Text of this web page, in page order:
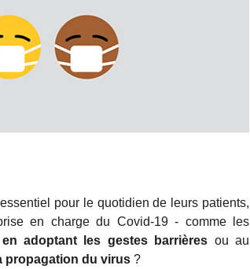
pour le quotidien de leurs patients,
en charge du Covid-19 ‑ comme les
adoptant les gestes barrières ou au
propagation du virus ?